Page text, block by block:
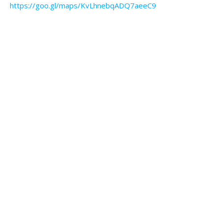
https://goo.gl/maps/KvLhnebqADQ7aeeC9